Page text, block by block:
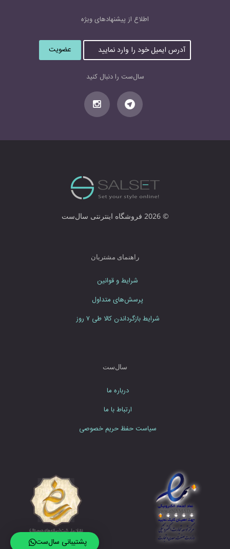
اطلاع از پیشنهاد‌های‌ ویژه
آ
د
ر
س
ی
م
ی
خ
ا
و
ر
م
ی
د
سال‌ست را دنبال کنید
© 2026 فروشگاه اینترنتی سال‌ست
راهنمای مشتریان
شرایط و قوانین
پرسش‌های متداول
شرایط بازگرداندن کالا طی ۷ روز
سال‌ست
درباره ما
ارتباط با ما
سیاست حفظ حریم خصوصی
پشتیبانی سال‌ست